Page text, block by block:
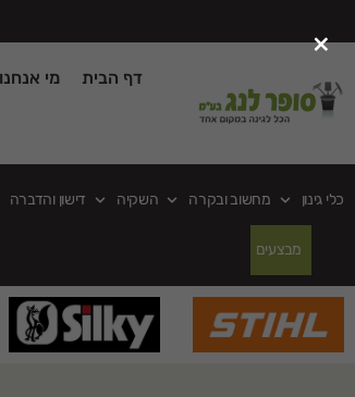
דף הבית מי אנחנו
כלי גינון מחשוב ובקרה השקיה דישון והדברה
מבצעים
×